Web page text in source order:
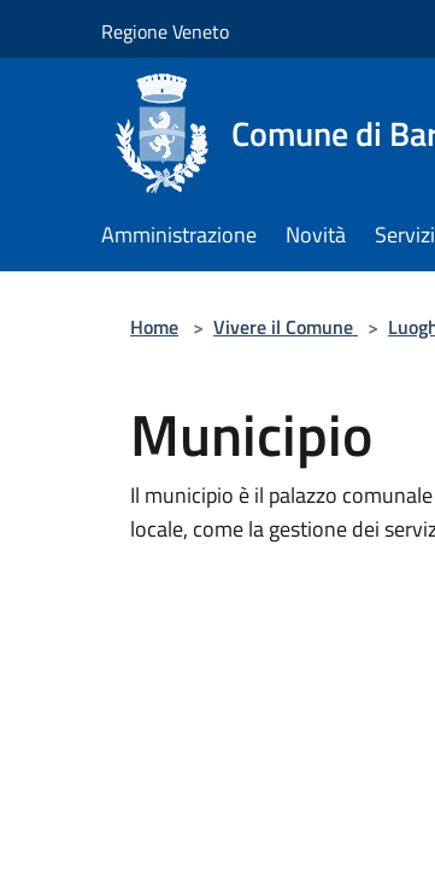
Regione Veneto
Comune di
Amministrazione Novità Servizi
Home > Vivere il Comune >
Municipio
Il municipio è il palazzo
locale, come la gestione dei